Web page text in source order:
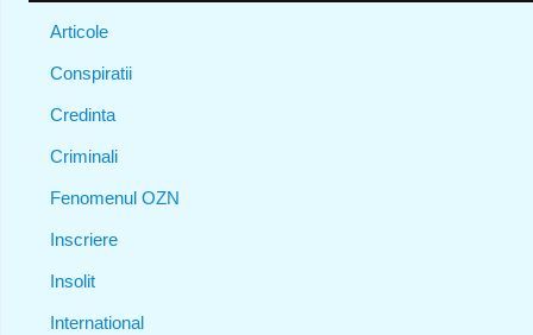
Articole
Conspiratii
Credinta
Criminali
Fenomenul OZN
Inscriere
Insolit
International